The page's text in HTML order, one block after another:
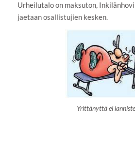
Urheilutalo on maksuton,
jaetaan osallistujien kesken.
Yrittänyttä ei